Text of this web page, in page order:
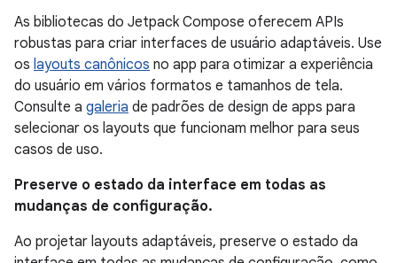
As bibliotecas do Jetpack Compose oferecem APIs
robustas para criar interfaces de usuário adaptáveis. Use
os layouts canônicos no app para otimizar a experiência
do usuário em vários formatos e tamanhos de tela.
Consulte a galeria de padrões de design de apps para
selecionar os layouts que funcionam melhor para seus
casos de uso.
Preserve o estado da interface em todas as
mudanças de configuração.
Ao projetar layouts adaptáveis, preserve o estado da